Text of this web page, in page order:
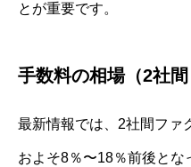
とが重要です。
手数料の相場（2社間
最新情報では、2社間ファ
およそ8％〜18％前後と